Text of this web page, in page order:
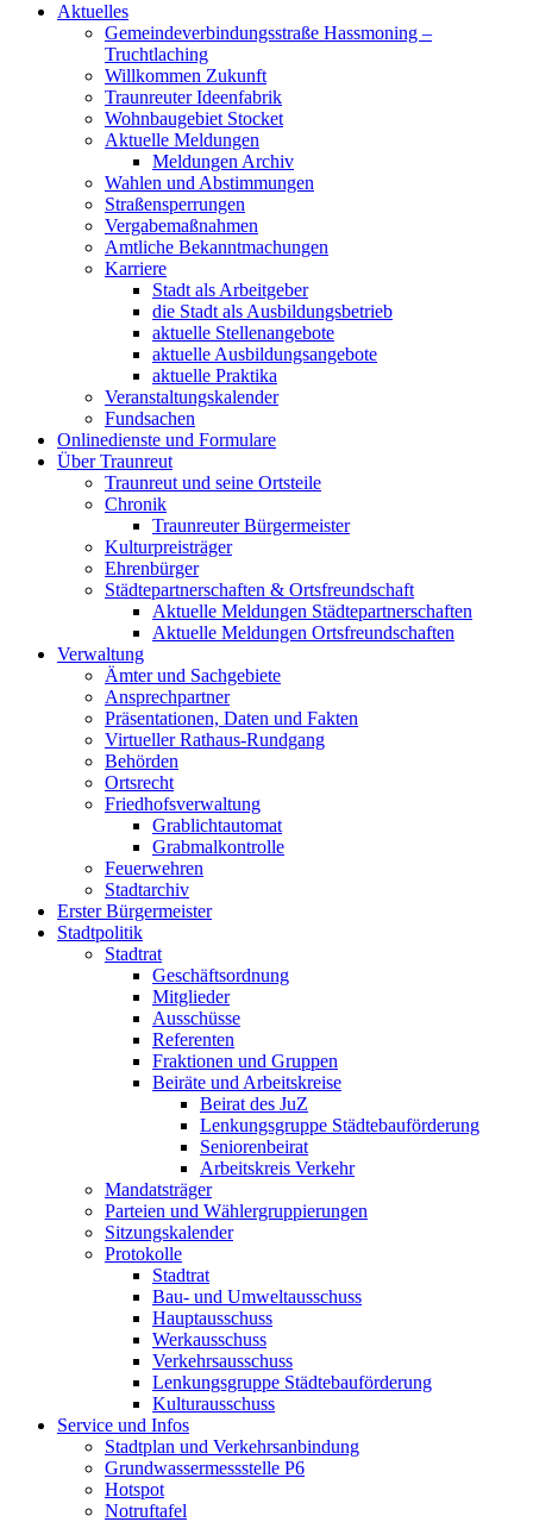
Aktuelles
Gemeindeverbindungsstraße Hassmoning –
Truchtlaching
Willkommen Zukunft
Traunreuter Ideenfabrik
Wohnbaugebiet Stocket
Aktuelle Meldungen
Meldungen Archiv
Wahlen und Abstimmungen
Straßensperrungen
Vergabemaßnahmen
Amtliche Bekanntmachungen
Karriere
Stadt als Arbeitgeber
die Stadt als Ausbildungsbetrieb
aktuelle Stellenangebote
aktuelle Ausbildungsangebote
aktuelle Praktika
Veranstaltungskalender
Fundsachen
Onlinedienste und Formulare
Über Traunreut
Traunreut und seine Ortsteile
Chronik
Traunreuter Bürgermeister
Kulturpreisträger
Ehrenbürger
Städtepartnerschaften & Ortsfreundschaft
Aktuelle Meldungen Städtepartnerschaften
Aktuelle Meldungen Ortsfreundschaften
Verwaltung
Ämter und Sachgebiete
Ansprechpartner
Präsentationen, Daten und Fakten
Virtueller Rathaus-Rundgang
Behörden
Ortsrecht
Friedhofsverwaltung
Grablichtautomat
Grabmalkontrolle
Feuerwehren
Stadtarchiv
Erster Bürgermeister
Stadtpolitik
Stadtrat
Geschäftsordnung
Mitglieder
Ausschüsse
Referenten
Fraktionen und Gruppen
Beiräte und Arbeitskreise
Beirat des JuZ
Lenkungsgruppe Städtebauförderung
Seniorenbeirat
Arbeitskreis Verkehr
Mandatsträger
Parteien und Wählergruppierungen
Sitzungskalender
Protokolle
Stadtrat
Bau- und Umweltausschuss
Hauptausschuss
Werkausschuss
Verkehrsausschuss
Lenkungsgruppe Städtebauförderung
Kulturausschuss
Service und Infos
Stadtplan und Verkehrsanbindung
Grundwassermessstelle P6
Hotspot
Notruftafel